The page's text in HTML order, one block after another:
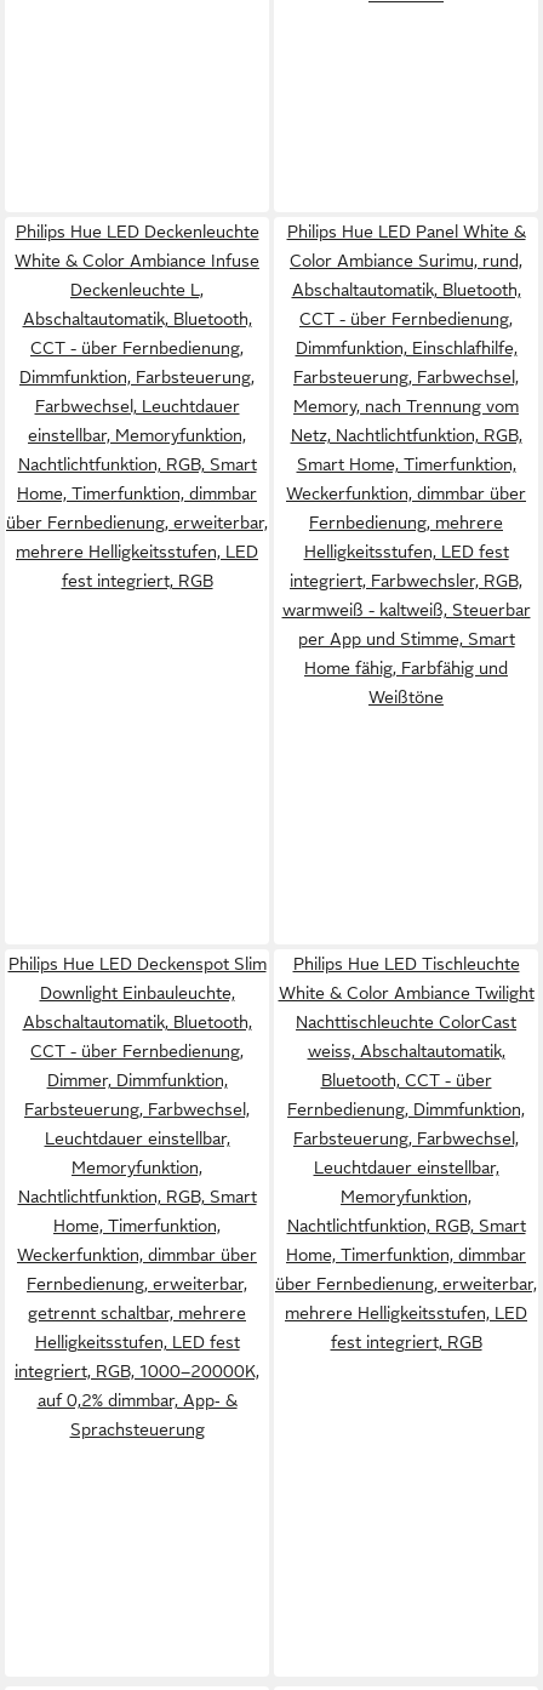
Philips Hue LED Deckenleuchte
White & Color Ambiance Infuse
Deckenleuchte L,
Abschaltautomatik, Bluetooth,
CCT - über Fernbedienung,
Dimmfunktion, Farbsteuerung,
Farbwechsel, Leuchtdauer
einstellbar, Memoryfunktion,
Nachtlichtfunktion, RGB, Smart
Home, Timerfunktion, dimmbar
über Fernbedienung, erweiterbar,
mehrere Helligkeitsstufen, LED
fest integriert, RGB
Philips Hue LED Panel White &
Color Ambiance Surimu, rund,
Abschaltautomatik, Bluetooth,
CCT - über Fernbedienung,
Dimmfunktion, Einschlafhilfe,
Farbsteuerung, Farbwechsel,
Memory, nach Trennung vom
Netz, Nachtlichtfunktion, RGB,
Smart Home, Timerfunktion,
Weckerfunktion, dimmbar über
Fernbedienung, mehrere
Helligkeitsstufen, LED fest
integriert, Farbwechsler, RGB,
warmweiß - kaltweiß, Steuerbar
per App und Stimme, Smart
Home fähig, Farbfähig und
Weißtöne
Philips Hue LED Deckenspot Slim
Downlight Einbauleuchte,
Abschaltautomatik, Bluetooth,
CCT - über Fernbedienung,
Dimmer, Dimmfunktion,
Farbsteuerung, Farbwechsel,
Leuchtdauer einstellbar,
Memoryfunktion,
Nachtlichtfunktion, RGB, Smart
Home, Timerfunktion,
Weckerfunktion, dimmbar über
Fernbedienung, erweiterbar,
getrennt schaltbar, mehrere
Helligkeitsstufen, LED fest
integriert, RGB, 1000–20000K,
auf 0,2% dimmbar, App‑ &
Sprachsteuerung
Philips Hue LED Tischleuchte
White & Color Ambiance Twilight
Nachttischleuchte ColorCast
weiss, Abschaltautomatik,
Bluetooth, CCT - über
Fernbedienung, Dimmfunktion,
Farbsteuerung, Farbwechsel,
Leuchtdauer einstellbar,
Memoryfunktion,
Nachtlichtfunktion, RGB, Smart
Home, Timerfunktion, dimmbar
über Fernbedienung, erweiterbar,
mehrere Helligkeitsstufen, LED
fest integriert, RGB